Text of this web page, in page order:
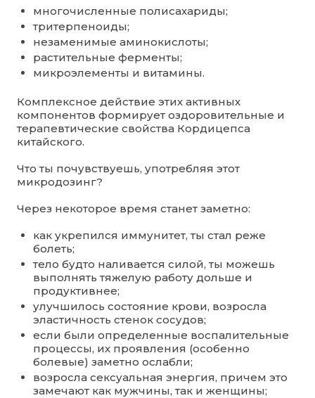
многочисленные полисахариды;
тритерпеноиды;
незаменимые аминокислоты;
растительные ферменты;
микроэлементы и витамины.
Комплексное действие этих активных
компонентов формирует оздоровительные и
терапевтические свойства Кордицепса
китайского.
Что ты почувствуешь, употребляя этот
микродозинг?
Через некоторое время станет заметно:
как укрепился иммунитет, ты стал реже
болеть;
тело будто наливается силой, ты можешь
выполнять тяжелую работу дольше и
продуктивнее;
улучшилось состояние крови, возросла
эластичность стенок сосудов;
если были определенные воспалительные
процессы, их проявления (особенно
болевые) заметно ослабли;
возросла сексуальная энергия, причем это
замечают как мужчины, так и женщины;